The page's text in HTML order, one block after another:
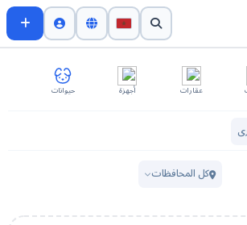
عقارات أجهزة حيوانات
كل المحافظات